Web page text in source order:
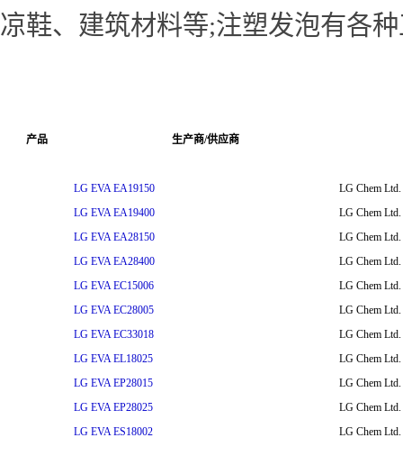
凉鞋、建筑材料等;注塑发泡有各
产品 生产商/供应商
LG EVA EA19150
LG Chem Ltd.
LG EVA EA19400
LG Chem Ltd.
LG EVA EA28150
LG Chem Ltd.
LG EVA EA28400
LG Chem Ltd.
LG EVA EC15006
LG Chem Ltd.
LG EVA EC28005
LG Chem Ltd.
LG EVA EC33018
LG Chem Ltd.
LG EVA EL18025
LG Chem Ltd.
LG EVA EP28015
LG Chem Ltd.
LG EVA EP28025
LG Chem Ltd.
LG EVA ES18002
LG Chem Ltd.